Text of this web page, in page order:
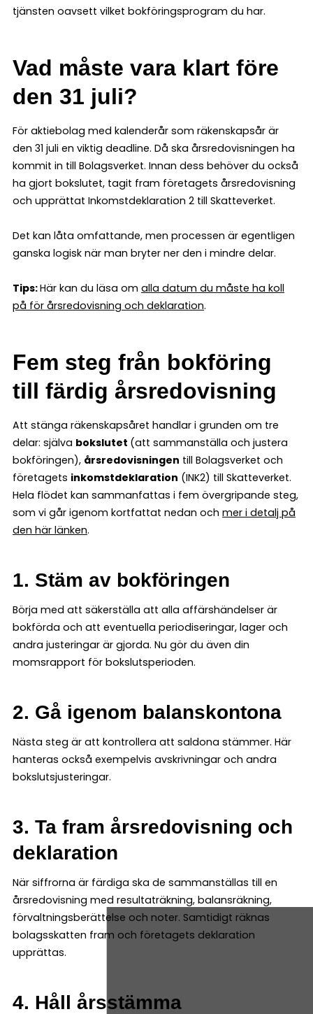
tjänsten oavsett vilket bokföringsprogram du har.
Vad måste vara klart före
den 31 juli?
För aktiebolag med kalenderår som räkenskapsår är
den 31 juli en viktig deadline. Då ska årsredovisningen ha
kommit in till Bolagsverket. Innan dess behöver du också
ha gjort bokslutet, tagit fram företagets årsredovisning
och upprättat Inkomstdeklaration 2 till Skatteverket.
Det kan låta omfattande, men processen är egentligen
ganska logisk när man bryter ner den i mindre delar.
Tips:Här kan du läsa om alla datum du måste ha koll
på för årsredovisning och deklaration.
Fem steg från bokföring
till färdig årsredovisning
Att stänga räkenskapsåret handlar i grunden om tre
delar: själva bokslutet (att sammanställa och justera
bokföringen), årsredovisningen till Bolagsverket och
företagets inkomstdeklaration (INK2) till Skatteverket.
Hela flödet kan sammanfattas i fem övergripande steg,
som vi går igenom kortfattat nedan och mer i detalj på
den här länken.
1. Stäm av bokföringen
Börja med att säkerställa att alla affärshändelser är
bokförda och att eventuella periodiseringar, lager och
andra justeringar är gjorda. Nu gör du även din
momsrapport för bokslutsperioden.
2. Gå igenom balanskontona
Nästa steg är att kontrollera att saldona stämmer. Här
hanteras också exempelvis avskrivningar och andra
bokslutsjusteringar.
3. Ta fram årsredovisning och
deklaration
När siffrorna är färdiga ska de sammanställas till en
årsredovisning med resultaträkning, balansräkning,
förvaltningsberättelse och noter. Samtidigt räknas
bolagsskatten fram och företagets deklaration
upprättas.
4. Håll årsstämma